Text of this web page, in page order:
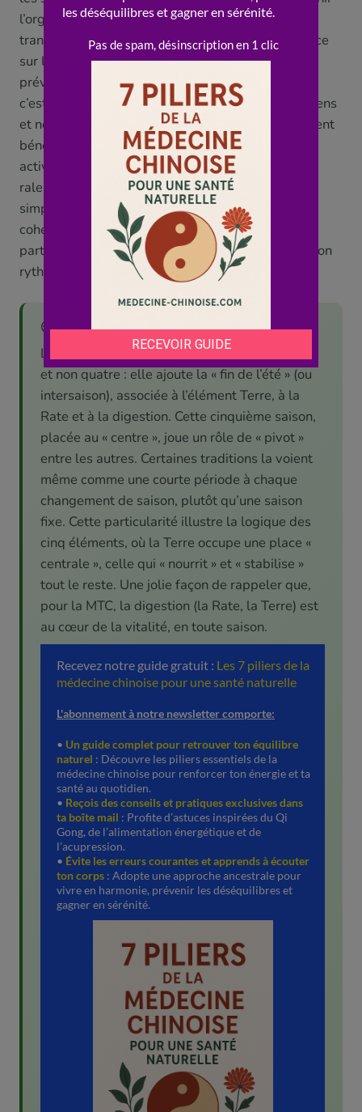
l’organe de chaque période, à mieux traverser les
transitions, et à renforcer sa vitalité et sa résistance
sur le long terme, une véritable hygiène de vie «
préventive », rythmée par l’année. Et le plus beau,
c’est que cette sagesse rejoint largement le bon sens
et nos connaissances modernes : il est effectivement
bénéfique de manger de saison, d’adapter son
activité et son sommeil à la lumière du jour, de
ralentir l’hiver et de profiter de l’été. La MTC met
simplement des mots poétiques, et un système
cohérent, sur une intuition juste : notre corps fait
partie de la nature, et il a tout à gagner à vivre à son
rythme.
🌍 Le saviez-vous ?
La médecine chinoise compte « cinq saisons »,
et non quatre : elle ajoute la « fin de l’été » (ou
intersaison), associée à l’élément Terre, à la
Rate et à la digestion. Cette cinquième saison,
placée au « centre », joue un rôle de « pivot »
entre les autres. Certaines traditions la voient
même comme une courte période à chaque
changement de saison, plutôt qu’une saison
fixe. Cette particularité illustre la logique des
cinq éléments, où la Terre occupe une place «
centrale », celle qui « nourrit » et « stabilise »
tout le reste. Une jolie façon de rappeler que,
pour la MTC, la digestion (la Rate, la Terre) est
au cœur de la vitalité, en toute saison.